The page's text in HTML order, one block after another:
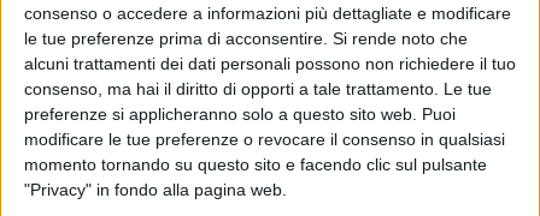
consenso o accedere a informazioni più dettagliate e modificare
le tue preferenze prima di acconsentire. Si rende noto che
alcuni trattamenti dei dati personali possono non richiedere il tuo
consenso, ma hai il diritto di opporti a tale trattamento. Le tue
preferenze si applicheranno solo a questo sito web. Puoi
modificare le tue preferenze o revocare il consenso in qualsiasi
momento tornando su questo sito e facendo clic sul pulsante
"Privacy" in fondo alla pagina web.
In occasione di un compleanno Jovanotti e la